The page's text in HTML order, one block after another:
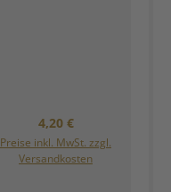
Regulärer Preis:
4,20 €
Preise inkl. MwSt. zzgl.
Versandkosten